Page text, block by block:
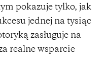
pokazuje tylko, jak
jednej na tysiąc
zasługuje na
realne wsparcie